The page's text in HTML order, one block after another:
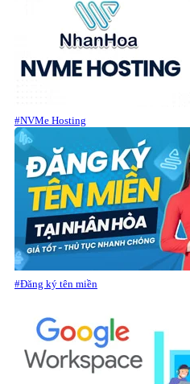
#NVMe Hosting
#Đăng ký tên miền